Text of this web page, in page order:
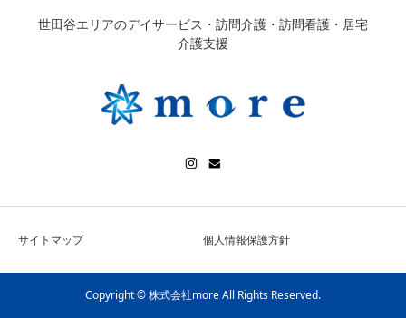
世田谷エリアのデイサービス・訪問介護・訪問看護・居宅
介護支援
サイトマップ 個人情報保護方針
Copyright © 株式会社more All Rights Reserved.